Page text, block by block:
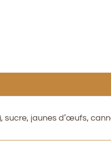
sucre, jaunes d’œufs,